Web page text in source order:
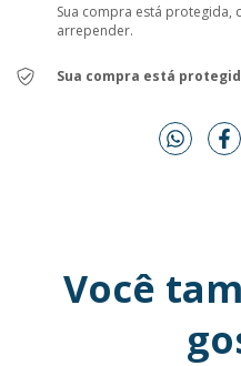
Sua compra está protegida,
arrepender.
Sua compra está
Você